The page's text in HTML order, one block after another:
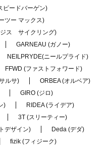
ピードバーゲン)
ツー マックス)
ス サイクリング)
GARNEAU (ガノー)
NEILPRYDE(ニールプライド)
FFWD (ファストフォワード)
ルサ)
ORBEA (オルベア)
GIRO (ジロ)
)
RIDEA (ライデア)
3T (スリーティー)
デザイン)
Deda (デダ)
fizik (フィジーク)